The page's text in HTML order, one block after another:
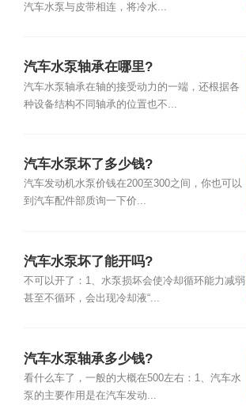
汽车水泵与皮带相连，将冷水...
汽车水泵轴承在哪里?
汽车水泵轴承在轴的接受动力的一端，还根据各
种设备结构不同轴承的位置也不...
汽车水泵坏了多少钱?
汽车发动机水泵价钱在200至300之间，你也可以
到汽车配件部质询一下价...
汽车水泵坏了能开吗?
不可以开了：1、水泵损坏会使冷却循环能力减弱
甚至不循环，会出现冷却液“...
汽车水泵轴承多少钱?
看什么车了，一般的大概在500左右：1、汽车水
泵的主要作用是在汽车发动...